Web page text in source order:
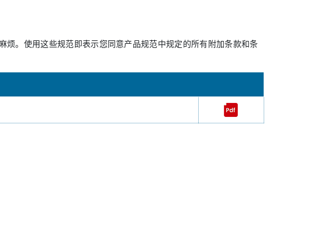
。使用这些规范即表示您同意产品规范中规定的所有附加条款和条